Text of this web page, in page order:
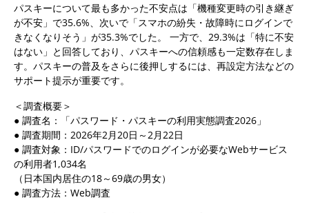
パスキーについて最も多かった不安点は「機種変更時の引き継ぎ
が不安」で35.6%、次いで「スマホの紛失・故障時にログインで
きなくなりそう」が35.3%でした。 一方で、29.3%は「特に不安
はない」と回答しており、パスキーへの信頼感も一定数存在しま
す。パスキーの普及をさらに後押しするには、再設定方法などの
サポート提示が重要です。
＜調査概要＞
● 調査名：「パスワード・パスキーの利用実態調査2026」
● 調査期間：2026年2月20日～2月22日
● 調査対象：ID/パスワードでのログインが必要なWebサービス
の利用者1,034名
（日本国内居住の18～69歳の男女）
● 調査方法：Web調査